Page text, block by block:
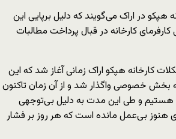
هپکو در اراک می‌گویند که دلیل برپایی این
کارخانه در قبال پرداخت مطالبات
کارخانه هپکو اراک زمانی آغاز شد که این
صنعتی از سال ۸۶ به بخش خصوصی واگذار شد و از آن زمان تاکنون
هستیم و طی این مدت به دلیل بی‌توجهی
هنوز بی‌عمل مانده است که هر روز بر فشار